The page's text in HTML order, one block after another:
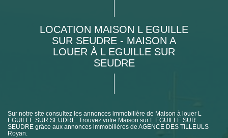
LOCATION MAISON L EGUILLE
SUR SEUDRE - MAISON A
LOUER À L EGUILLE SUR
SEUDRE
Sur notre site consultez les annonces immobilière de Maison à louer L
EGUILLE SUR SEUDRE. Trouvez votre Maison sur L EGUILLE SUR
SEUDRE grâce aux annonces immobilières de AGENCE DES TILLEULS
Royan.